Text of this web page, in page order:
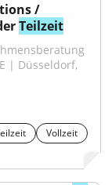
/
Teilzeit
| Düsseldorf,
Vollzeit